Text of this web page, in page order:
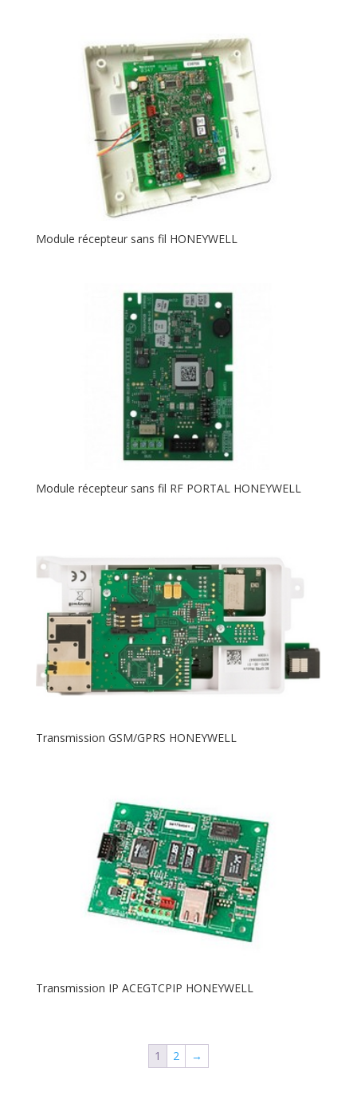
Module récepteur sans fil HONEYWELL
Module récepteur sans fil RF PORTAL HONEYWELL
Transmission GSM/GPRS HONEYWELL
Transmission IP ACEGTCPIP HONEYWELL
1 2 →